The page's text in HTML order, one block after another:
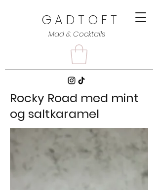
G A D T O F T
Mad & Cocktails
Rocky Road med mint
og saltkaramel